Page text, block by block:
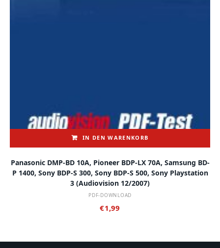
IN DEN WARENKORB
Panasonic DMP-BD 10A, Pioneer BDP-LX 70A, Samsung BD-
P 1400, Sony BDP-S 300, Sony BDP-S 500, Sony Playstation
3 (audiovision 12/2007)
PDF-DOWNLOAD
€1,99